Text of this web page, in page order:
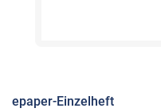
epaper-Einzelheft